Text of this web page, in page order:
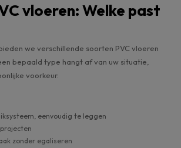
vloeren: Welke past
we verschillende soorten PVC vloeren
bepaald type hangt af van uw situatie,
voorkeur.
eenvoudig te leggen
zonder egaliseren